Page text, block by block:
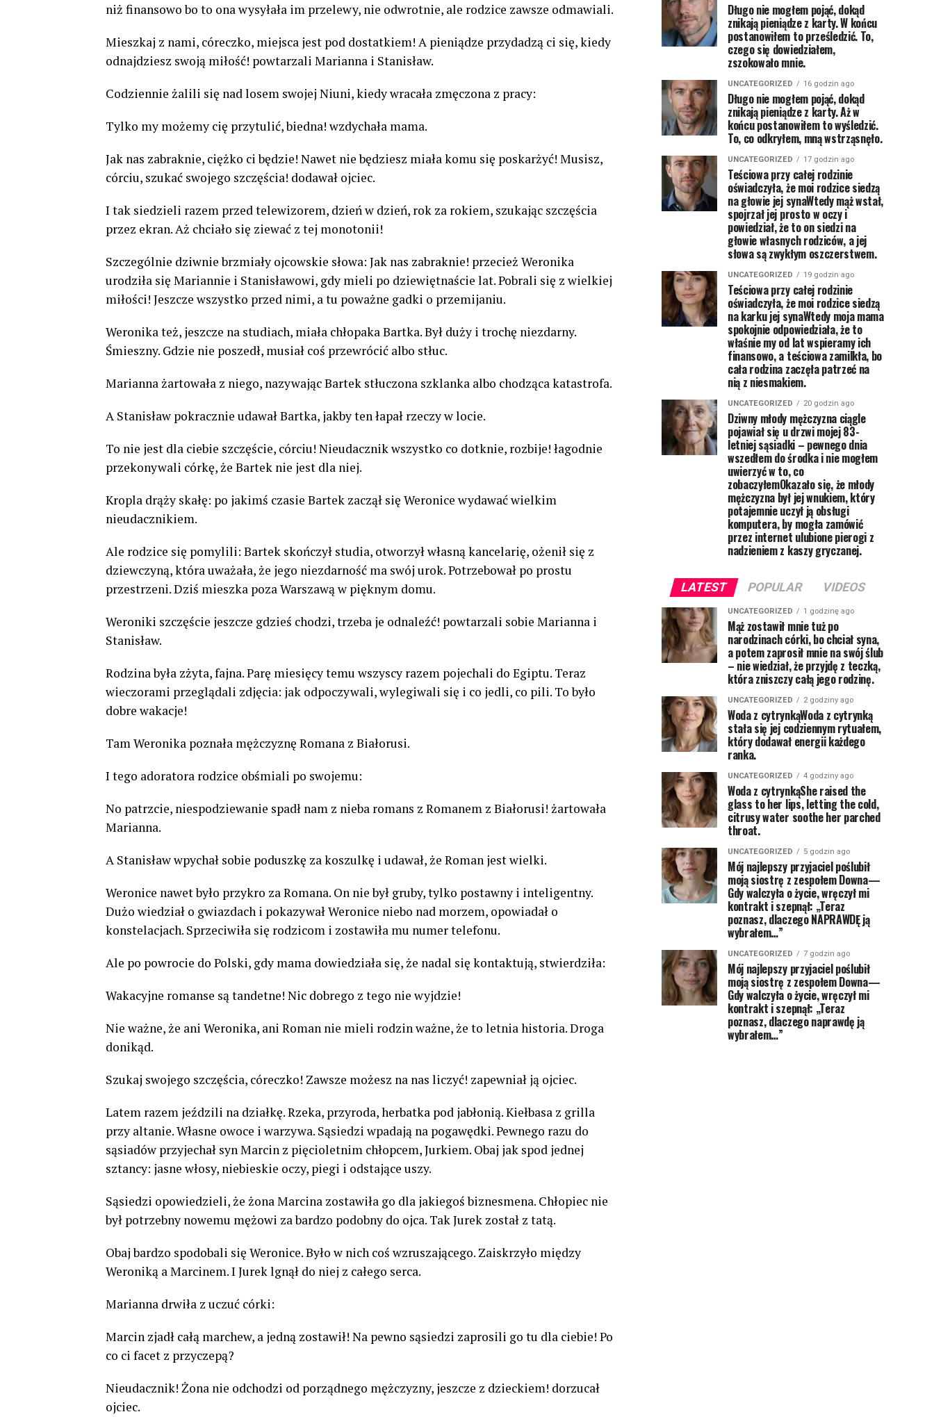
niż finansowo bo to ona wysyłała im przelewy, nie odwrotnie, ale rodzice zawsze odmawiali.
Mieszkaj z nami, córeczko, miejsca jest pod dostatkiem! A pieniądze przydadzą ci się, kiedy
odnajdziesz swoją miłość! powtarzali Marianna i Stanisław.
Codziennie żalili się nad losem swojej Niuni, kiedy wracała zmęczona z pracy:
Tylko my możemy cię przytulić, biedna! wzdychała mama.
Jak nas zabraknie, ciężko ci będzie! Nawet nie będziesz miała komu się poskarżyć! Musisz,
córciu, szukać swojego szczęścia! dodawał ojciec.
I tak siedzieli razem przed telewizorem, dzień w dzień, rok za rokiem, szukając szczęścia
przez ekran. Aż chciało się ziewać z tej monotonii!
Szczególnie dziwnie brzmiały ojcowskie słowa: Jak nas zabraknie! przecież Weronika
urodziła się Mariannie i Stanisławowi, gdy mieli po dziewiętnaście lat. Pobrali się z wielkiej
miłości! Jeszcze wszystko przed nimi, a tu poważne gadki o przemijaniu.
Weronika też, jeszcze na studiach, miała chłopaka Bartka. Był duży i trochę niezdarny.
Śmieszny. Gdzie nie poszedł, musiał coś przewrócić albo stłuc.
Marianna żartowała z niego, nazywając Bartek stłuczona szklanka albo chodząca katastrofa.
A Stanisław pokracznie udawał Bartka, jakby ten łapał rzeczy w locie.
To nie jest dla ciebie szczęście, córciu! Nieudacznik wszystko co dotknie, rozbije! łagodnie
przekonywali córkę, że Bartek nie jest dla niej.
Kropla drąży skałę: po jakimś czasie Bartek zaczął się Weronice wydawać wielkim
nieudacznikiem.
Ale rodzice się pomylili: Bartek skończył studia, otworzył własną kancelarię, ożenił się z
dziewczyną, która uważała, że jego niezdarność ma swój urok. Potrzebował po prostu
przestrzeni. Dziś mieszka poza Warszawą w pięknym domu.
Weroniki szczęście jeszcze gdzieś chodzi, trzeba je odnaleźć! powtarzali sobie Marianna i
Stanisław.
Rodzina była zżyta, fajna. Parę miesięcy temu wszyscy razem pojechali do Egiptu. Teraz
wieczorami przeglądali zdjęcia: jak odpoczywali, wylegiwali się i co jedli, co pili. To było
dobre wakacje!
Tam Weronika poznała mężczyznę Romana z Białorusi.
I tego adoratora rodzice obśmiali po swojemu:
No patrzcie, niespodziewanie spadł nam z nieba romans z Romanem z Białorusi! żartowała
Marianna.
A Stanisław wpychał sobie poduszkę za koszulkę i udawał, że Roman jest wielki.
Weronice nawet było przykro za Romana. On nie był gruby, tylko postawny i inteligentny.
Dużo wiedział o gwiazdach i pokazywał Weronice niebo nad morzem, opowiadał o
konstelacjach. Sprzeciwiła się rodzicom i zostawiła mu numer telefonu.
Ale po powrocie do Polski, gdy mama dowiedziała się, że nadal się kontaktują, stwierdziła:
Wakacyjne romanse są tandetne! Nic dobrego z tego nie wyjdzie!
Nie ważne, że ani Weronika, ani Roman nie mieli rodzin ważne, że to letnia historia. Droga
donikąd.
Szukaj swojego szczęścia, córeczko! Zawsze możesz na nas liczyć! zapewniał ją ojciec.
Latem razem jeździli na działkę. Rzeka, przyroda, herbatka pod jabłonią. Kiełbasa z grilla
przy altanie. Własne owoce i warzywa. Sąsiedzi wpadają na pogawędki. Pewnego razu do
sąsiadów przyjechał syn Marcin z pięcioletnim chłopcem, Jurkiem. Obaj jak spod jednej
sztancy: jasne włosy, niebieskie oczy, piegi i odstające uszy.
Sąsiedzi opowiedzieli, że żona Marcina zostawiła go dla jakiegoś biznesmena. Chłopiec nie
był potrzebny nowemu mężowi za bardzo podobny do ojca. Tak Jurek został z tatą.
Obaj bardzo spodobali się Weronice. Było w nich coś wzruszającego. Zaiskrzyło między
Weroniką a Marcinem. I Jurek lgnął do niej z całego serca.
Marianna drwiła z uczuć córki:
Marcin zjadł całą marchew, a jedną zostawił! Na pewno sąsiedzi zaprosili go tu dla ciebie! Po
co ci facet z przyczepą?
Nieudacznik! Żona nie odchodzi od porządnego mężczyzny, jeszcze z dzieckiem! dorzucał
ojciec.
Długo nie mogłem pojąć, dokąd
znikają pieniądze z karty. W końcu
postanowiłem to prześledzić. To,
czego się dowiedziałem,
zszokowało mnie.
UNCATEGORIZED 16 godzin ago
Długo nie mogłem pojąć, dokąd
znikają pieniądze z karty. Aż w
końcu postanowiłem to wyśledzić.
To, co odkryłem, mną wstrząsnęło.
UNCATEGORIZED 17 godzin ago
Teściowa przy całej rodzinie
oświadczyła, że moi rodzice siedzą
na głowie jej synaWtedy mąż wstał,
spojrzał jej prosto w oczy i
powiedział, że to on siedzi na
głowie własnych rodziców, a jej
słowa są zwykłym oszczerstwem.
UNCATEGORIZED 19 godzin ago
Teściowa przy całej rodzinie
oświadczyła, że moi rodzice siedzą
na karku jej synaWtedy moja mama
spokojnie odpowiedziała, że to
właśnie my od lat wspieramy ich
finansowo, a teściowa zamilkła, bo
cała rodzina zaczęła patrzeć na
nią z niesmakiem.
UNCATEGORIZED 20 godzin ago
Dziwny młody mężczyzna ciągle
pojawiał się u drzwi mojej 83-
letniej sąsiadki – pewnego dnia
wszedłem do środka i nie mogłem
uwierzyć w to, co
zobaczyłemOkazało się, że młody
mężczyzna był jej wnukiem, który
potajemnie uczył ją obsługi
komputera, by mogła zamówić
przez internet ulubione pierogi z
nadzieniem z kaszy gryczanej.
LATEST POPULAR VIDEOS
UNCATEGORIZED 1 godzinę ago
Mąż zostawił mnie tuż po
narodzinach córki, bo chciał syna,
a potem zaprosił mnie na swój ślub
– nie wiedział, że przyjdę z teczką,
która zniszczy całą jego rodzinę.
UNCATEGORIZED 2 godziny ago
Woda z cytrynkąWoda z cytrynką
stała się jej codziennym rytuałem,
który dodawał energii każdego
ranka.
UNCATEGORIZED 4 godziny ago
Woda z cytrynkąShe raised the
glass to her lips, letting the cold,
citrusy water soothe her parched
throat.
UNCATEGORIZED 5 godzin ago
Mój najlepszy przyjaciel poślubił
moją siostrę z zespołem Downa—
Gdy walczyła o życie, wręczył mi
kontrakt i szepnął: „Teraz
poznasz, dlaczego NAPRAWDĘ ją
wybrałem…”
UNCATEGORIZED 7 godzin ago
Mój najlepszy przyjaciel poślubił
moją siostrę z zespołem Downa—
Gdy walczyła o życie, wręczył mi
kontrakt i szepnął: „Teraz
poznasz, dlaczego naprawdę ją
wybrałem…”